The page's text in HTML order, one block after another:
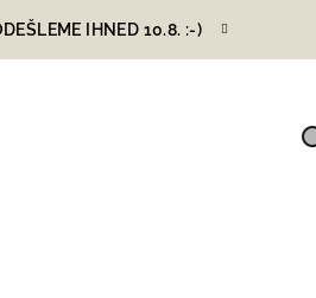
IHNED 10.8. :-)